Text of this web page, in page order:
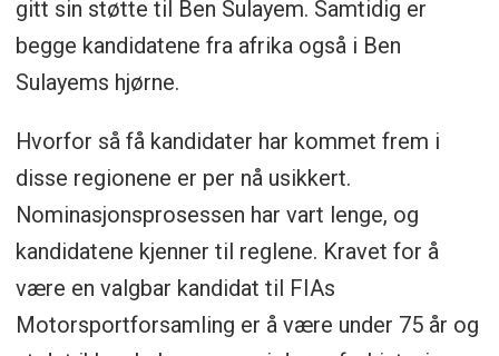
gitt sin støtte til Ben Sulayem. Samtidig er
begge kandidatene fra afrika også i Ben
Sulayems hjørne.
Hvorfor så få kandidater har kommet frem i
disse regionene er per nå usikkert.
Nominasjonsprosessen har vart lenge, og
kandidatene kjenner til reglene. Kravet for å
være en valgbar kandidat til FIAs
Motorsportforsamling er å være under 75 år og